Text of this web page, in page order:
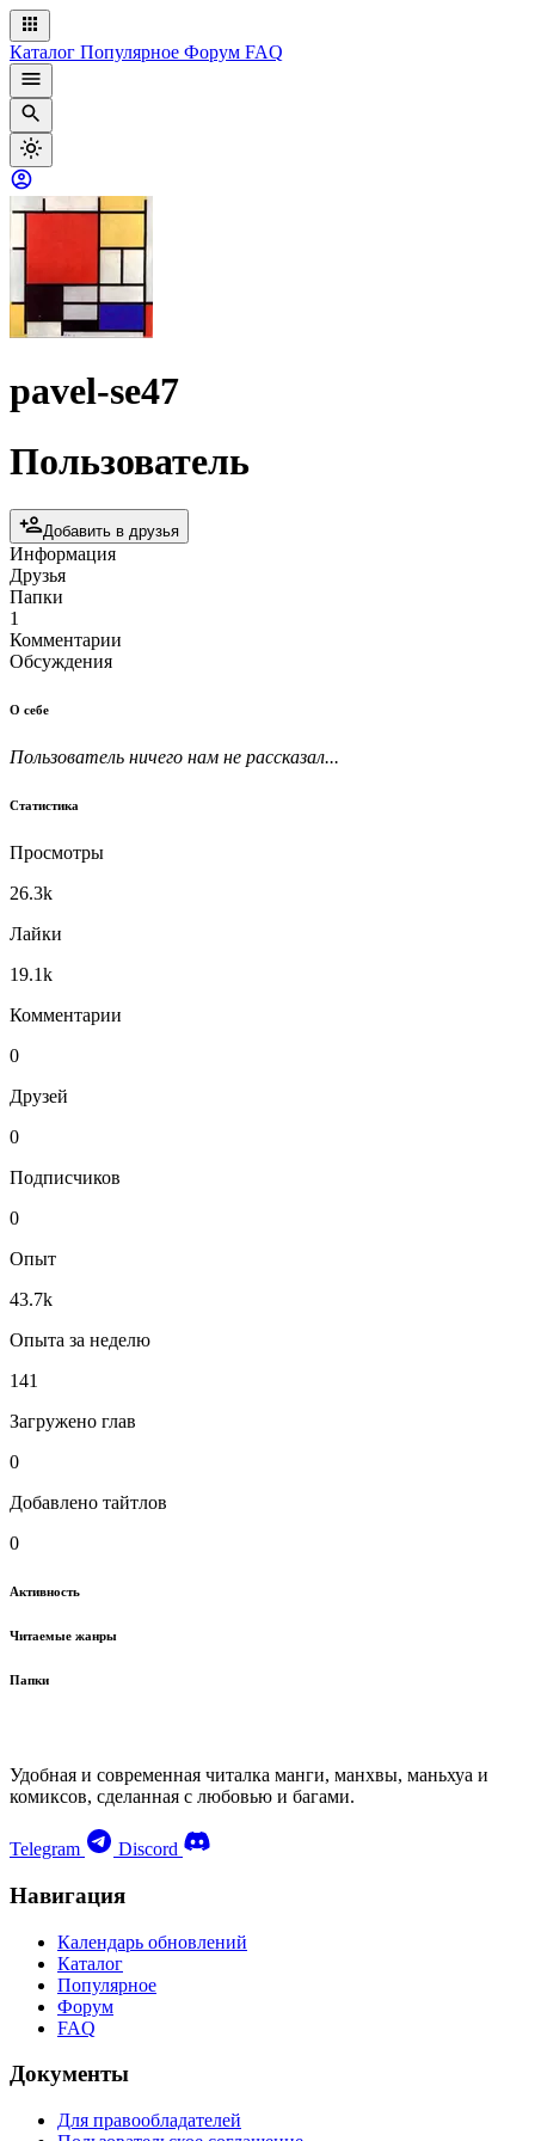
Каталог Популярное Форум FAQ
pavel-se47
Пользователь
Добавить в друзья
Информация
Друзья
Папки
1
Комментарии
Обсуждения
О себе
Пользователь ничего нам не рассказал...
Статистика
Просмотры
26.3k
Лайки
19.1k
Комментарии
0
Друзей
0
Подписчиков
0
Опыт
43.7k
Опыта за неделю
141
Загружено глав
0
Добавлено тайтлов
0
Активность
Читаемые жанры
Папки
Удобная и современная читалка манги, манхвы, маньхуа и
комиксов, сделанная с любовью и багами.
Telegram Discord
Навигация
Календарь обновлений
Каталог
Популярное
Форум
FAQ
Документы
Для правообладателей